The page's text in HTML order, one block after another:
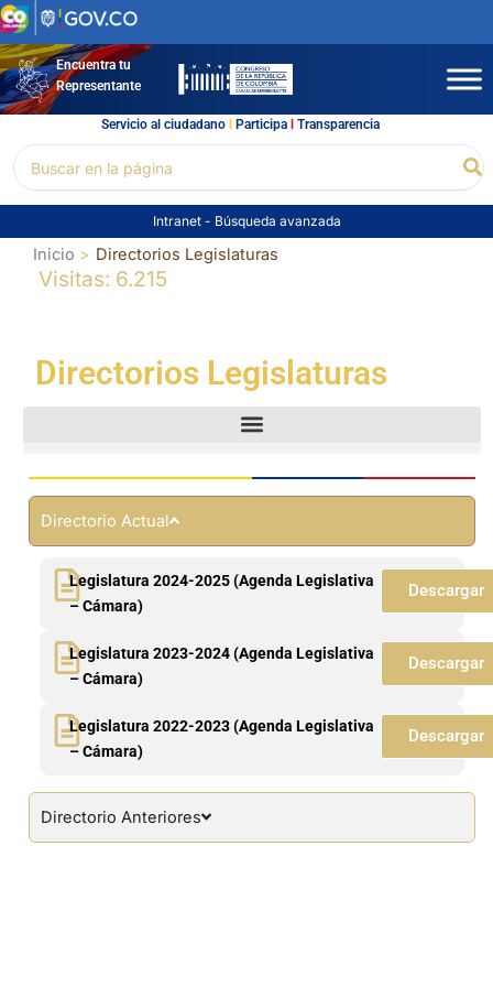
Ir
al
contenidoEncuentra tu
Representante
Servicio al ciudadano l Participal Transparencia
por:
Intranet - Búsqueda avanzada
Inicio Directorios Legislaturas
Visitas: 6.215
Directorios Legislaturas
Directorio Actual
Legislatura 2024-2025 (Agenda Legislativa
– Cámara)
Descargar
Legislatura 2023-2024 (Agenda Legislativa
– Cámara)
Descargar
Legislatura 2022-2023 (Agenda Legislativa
– Cámara)
Descargar
Directorio Anteriores